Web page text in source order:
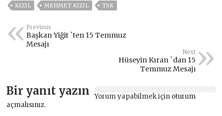
KIZIL
MEHMET KIZIL TSK
Previous
Başkan Yiğit `ten 15 Temmuz
Mesajı
Next
Hüseyin Kıran `dan 15
Temmuz Mesajı
Bir yanıt yazın Yorum yapabilmek için oturum
açmalısınız.